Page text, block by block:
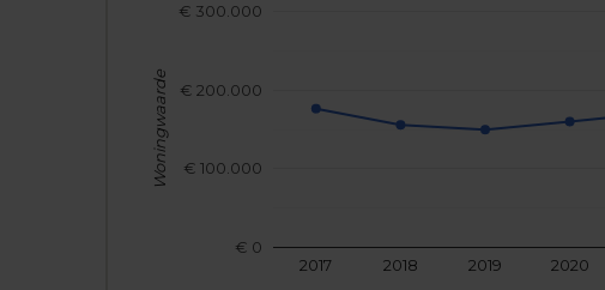
2017 2018 2019 2020
€ 0
€ 100.000
€ 200.000
€ 300.000
Woningwaarde